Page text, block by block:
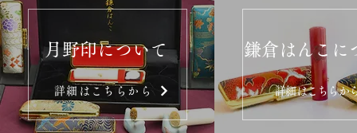
月野印について
詳細はこちらから
鎌倉はんこに
詳細はこちらか